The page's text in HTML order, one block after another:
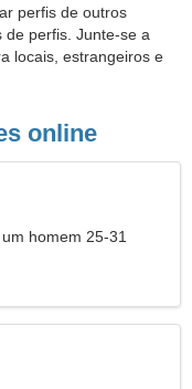
perfis de outros
de perfis. Junte-se a
locais, estrangeiros e
online
homem 25-31